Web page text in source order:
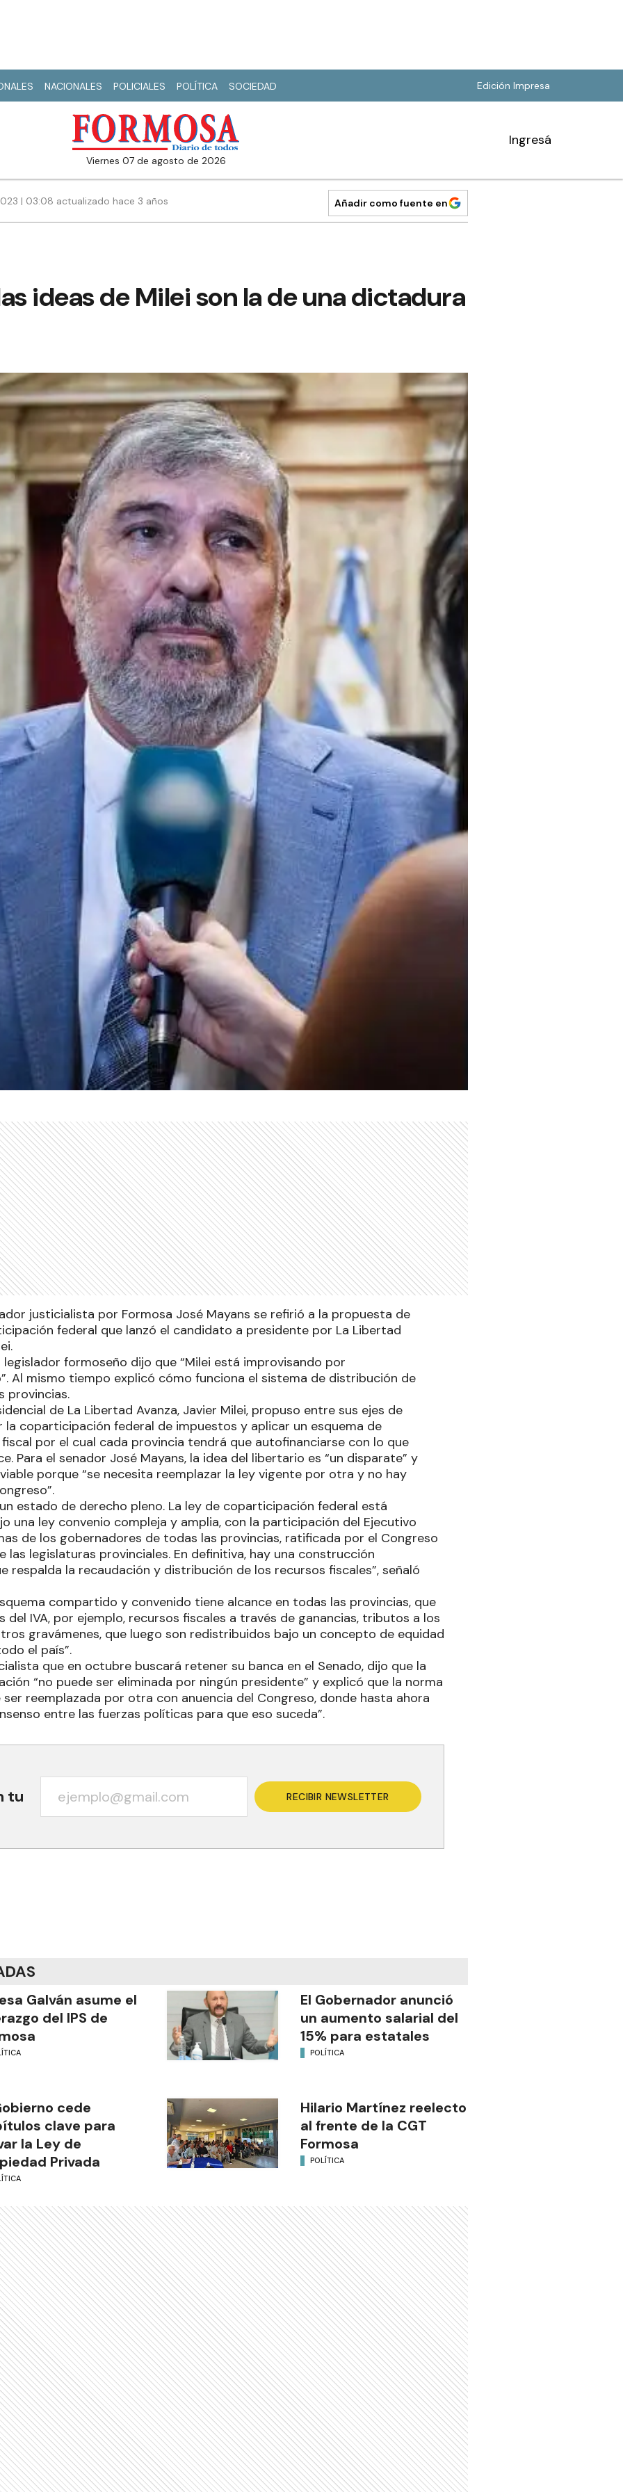
NACIONALES POLICIALES POLÍTICA SOCIEDAD Edición Impresa
viernes 07 de agosto de 2026
Ingresá
| 03:08 actualizado hace 3 años Añadir como fuente en
ideas de Milei son la de una dictadura
justicialista por Formosa José Mayans se refirió a la propuesta de
federal que lanzó el candidato a presidente por La Libertad
legislador formoseño dijo que “Milei está improvisando por
Al mismo tiempo explicó cómo funciona el sistema de distribución de
provincias.
de La Libertad Avanza, Javier Milei, propuso entre sus ejes de
la coparticipación federal de impuestos y aplicar un esquema de
por el cual cada provincia tendrá que autofinanciarse con lo que
Para el senador José Mayans, la idea del libertario es “un disparate” y
porque “se necesita reemplazar la ley vigente por otra y no hay
estado de derecho pleno. La ley de coparticipación federal está
una ley convenio compleja y amplia, con la participación del Ejecutivo
de los gobernadores de todas las provincias, ratificada por el Congreso
las legislaturas provinciales. En definitiva, hay una construcción
respalda la recaudación y distribución de los recursos fiscales”, señaló
compartido y convenido tiene alcance en todas las provincias, que
del IVA, por ejemplo, recursos fiscales a través de ganancias, tributos a los
gravámenes, que luego son redistribuidos bajo un concepto de equidad
el país”.
que en octubre buscará retener su banca en el Senado, dijo que la
“no puede ser eliminada por ningún presidente” y explicó que la norma
ser reemplazada por otra con anuencia del Congreso, donde hasta ahora
entre las fuerzas políticas para que eso suceda”.
tu RECIBIR NEWSLETTER
Galván asume el
del IPS de
El Gobernador anunció
un aumento salarial del
15% para estatales
POLÍTICA
cede
clave para
la Ley de
Privada
Hilario Martínez reelecto
al frente de la CGT
Formosa
POLÍTICA